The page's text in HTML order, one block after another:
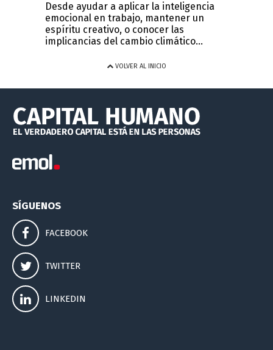
Desde ayudar a aplicar la inteligencia
emocional en trabajo, mantener un
espíritu creativo, o conocer las
implicancias del cambio climático...
VOLVER AL INICIO
SÍGUENOS
FACEBOOK
TWITTER
LINKEDIN